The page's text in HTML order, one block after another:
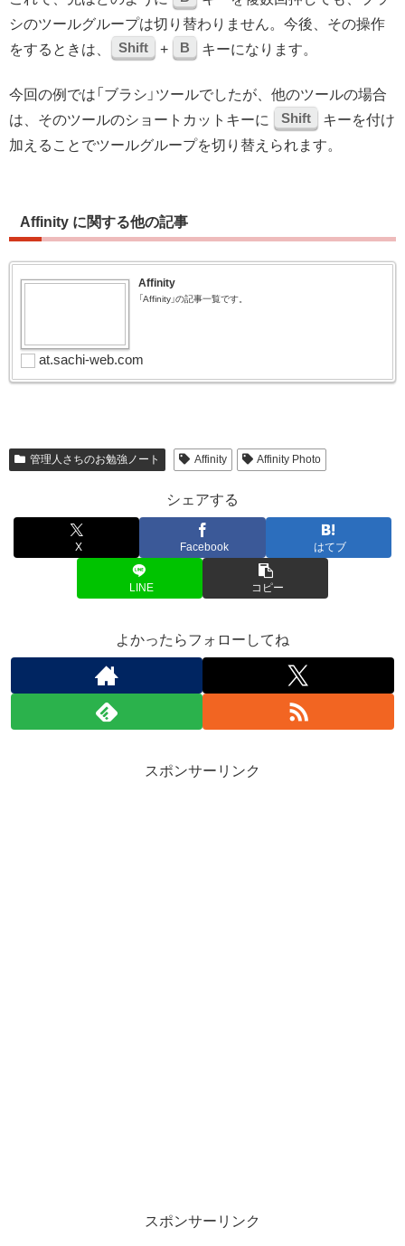
シのツールグループは切り替わりません。今後、その操作
をするときは、
Shift + B キーになります。
今回の例では「ブラシ」ツールでしたが、他のツールの場合
は、そのツールのショートカットキーに
Shift
キーを付け
加えることでツールグループを切り替えられます。
Affinity に関する他の記事
Affinity
「Affinity」の記事一覧です。
at.sachi-web.com
管理人さちのお勉強ノート Affinity Affinity Photo
シェアする
X Facebook はてブ
LINE コピー
よかったらフォローしてね
スポンサーリンク
スポンサーリンク